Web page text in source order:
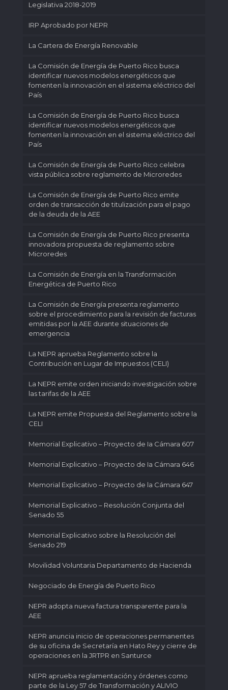
Legislativa 2018-2019
IRP Aprobado por NEPR
La Cartera de Energía Renovable
La Comisión de Energía de Puerto Rico busca
identificar nuevos modelos energéticos que
fomenten la innovación en el sistema eléctrico del
País
La Comisión de Energía de Puerto Rico busca
identificar nuevos modelos energéticos que
fomenten la innovación en el sistema eléctrico del
País
La Comisión de Energía de Puerto Rico celebra
vista pública sobre reglamento de Microredes
La Comisión de Energía de Puerto Rico emite
orden de transacción de titulización para el pago
de la deuda de la AEE
La Comisión de Energía de Puerto Rico presenta
innovadora propuesta de reglamento sobre
Microredes
La Comisión de Energía en la Transformación
Energética de Puerto Rico
La Comisión de Energía presenta reglamento
sobre el procedimiento para la revisión de facturas
emitidas por la AEE durante situaciones de
emergencia
La NEPR aprueba Reglamento sobre la
Contribución en Lugar de Impuestos (CELI)
La NEPR emite orden iniciando investigación sobre
las tarifas de la AEE
La NEPR emite Propuesta del Reglamento sobre la
CELI
Memorial Explicativo – Proyecto de Ia Cámara 607
Memorial Explicativo – Proyecto de Ia Cámara 646
Memorial Explicativo – Proyecto de la Cámara 647
Memorial Explicativo – Resolución Conjunta del
Senado 55
Memorial Explicativo sobre la Resolución del
Senado 219
Movilidad Voluntaria Departamento de Hacienda
Negociado de Energía de Puerto Rico
NEPR adopta nueva factura transparente para la
AEE
NEPR anuncia inicio de operaciones permanentes
de su oficina de Secretaría en Hato Rey y cierre de
operaciones en la JRTPR en Santurce
NEPR aprueba reglamentación y órdenes como
parte de la Ley 57 de Transformación y ALIVIO